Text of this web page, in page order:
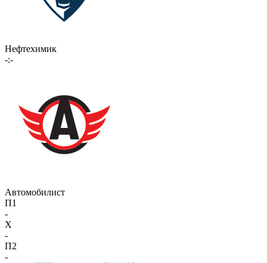
Нефтехимик
-:-
Автомобилист
П1
-
X
-
П2
-